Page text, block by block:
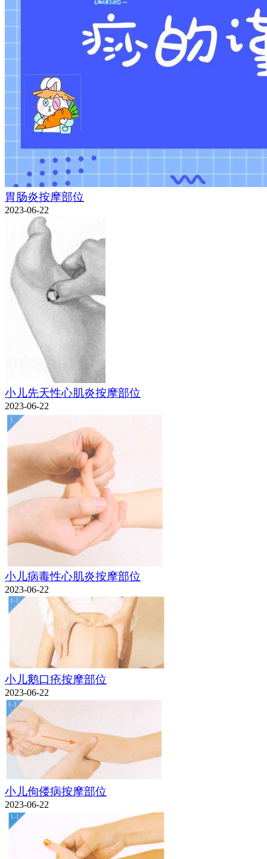
胃肠炎按摩部位
2023-06-22
小儿先天性心肌炎按摩部位
2023-06-22
小儿病毒性心肌炎按摩部位
2023-06-22
小儿鹅口疮按摩部位
2023-06-22
小儿佝偻病按摩部位
2023-06-22